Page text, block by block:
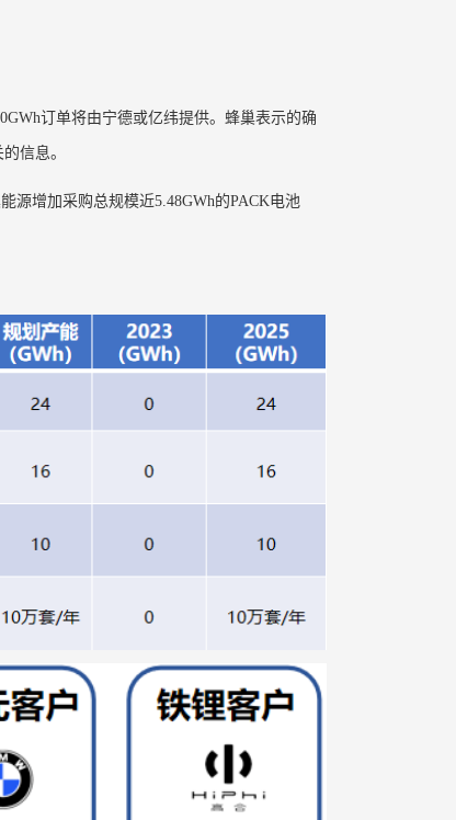
订单将由宁德或亿纬提供。蜂巢表示的确
信息。
源增加采购总规模近5.48GWh的PACK电池